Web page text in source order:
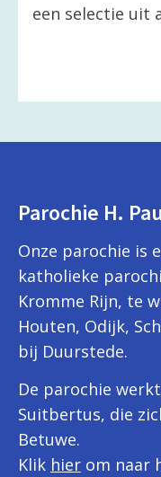
een selectie uit
Parochie H.
Onze parochie is
katholieke
Kromme Rijn, te
Houten, Odijk,
bij Duurstede.
De parochie
Suitbertus, die
Betuwe.
Klik hier om naar